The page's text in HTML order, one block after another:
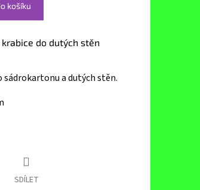
košíku
krabice do dutých stěn
sádrokartonu a dutých stěn.
SDÍLET